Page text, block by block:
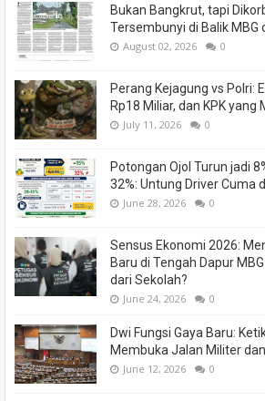
Bukan Bangkrut, tapi
Tersembunyi di Balik MBG
August 02, 2026 0
Perang Kejagung vs Polri:
Rp18 Miliar, dan KPK yang
July 11, 2026 0
Potongan Ojol Turun jadi
32%: Untung Driver Cuma
June 28, 2026 0
Sensus Ekonomi 2026:
Baru di Tengah Dapur
dari Sekolah?
June 24, 2026 0
Dwi Fungsi Gaya Baru:
Membuka Jalan Militer
June 12, 2026 0